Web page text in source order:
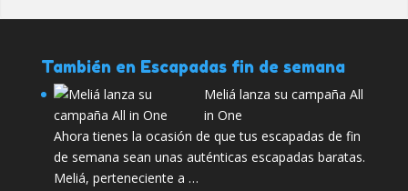
También en Escapadas fin de semana
Meliá lanza su campaña All
in One
Ahora tienes la ocasión de que tus escapadas de fin
de semana sean unas auténticas escapadas baratas.
Meliá, perteneciente a …